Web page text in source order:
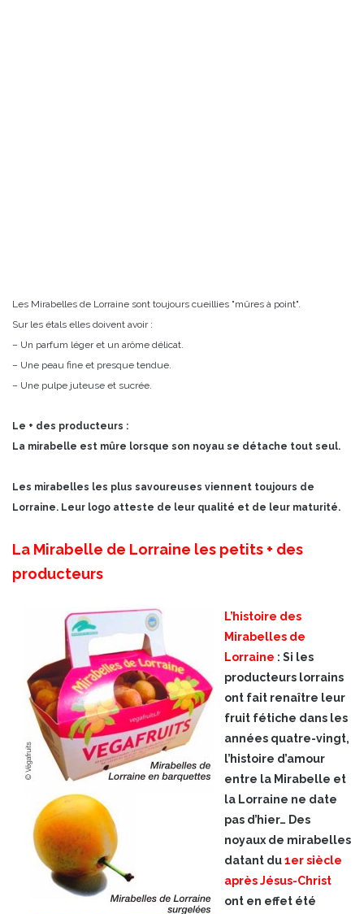
Les Mirabelles de Lorraine sont toujours cueillies "mûres à point".
Sur les étals elles doivent avoir :
– Un parfum léger et un arôme délicat.
– Une peau fine et presque tendue.
– Une pulpe juteuse et sucrée.
Le + des producteurs :
La mirabelle est mûre lorsque son noyau se détache tout seul.
Les mirabelles les plus savoureuses viennent toujours de
Lorraine. Leur logo atteste de leur qualité et de leur maturité.
La Mirabelle de Lorraine les petits + des
producteurs
L’histoire des
Mirabelles de
Lorraine : Si les
producteurs lorrains
ont fait renaître leur
fruit fétiche dans les
années quatre-vingt,
l’histoire d’amour
entre la Mirabelle et
la Lorraine ne date
pas d’hier… Des
noyaux de mirabelles
datant du1er siècle
après Jésus-Christ
ont en effet été